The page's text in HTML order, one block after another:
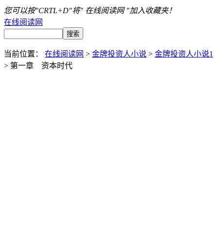
您可以按"CRTL+D"将" 在线阅读网 "加入收藏夹！
在线阅读网
当前位置： 在线阅读网 > 金牌投资人小说 > 金牌投资人小说1
> 第一章 资本时代